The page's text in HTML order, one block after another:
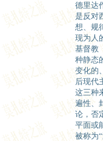
德里达
是反对
想、规
现为人
基督教
种静态
变化的
后现代
这三种
遍性、
论，否
平面或
被称为